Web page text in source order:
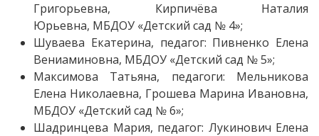
Григорьевна, Кирпичёва Наталия
Юрьевна, МБДОУ «Детский сад № 4»;
Шуваева Екатерина, педагог: Пивненко Елена
Вениаминовна, МБДОУ «Детский сад № 5»;
Максимова Татьяна, педагоги: Мельникова
Елена Николаевна, Грошева Марина Ивановна,
МБДОУ «Детский сад № 6»;
Шадринцева Мария, педагог: Лукинович Елена